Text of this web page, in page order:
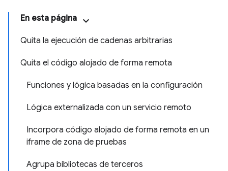
En esta página
Quita la ejecución de cadenas arbitrarias
Quita el código alojado de forma remota
Funciones y lógica basadas en la configuración
Lógica externalizada con un servicio remoto
Incorpora código alojado de forma remota en un
iframe de zona de pruebas
Agrupa bibliotecas de terceros